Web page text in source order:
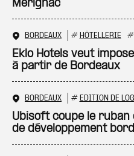
Mérignac
BORDEAUX # HÔTELLERIE #
Eklo Hotels veut
à partir de Bordeaux
BORDEAUX # EDITION DE
Ubisoft coupe le ruban
de développement